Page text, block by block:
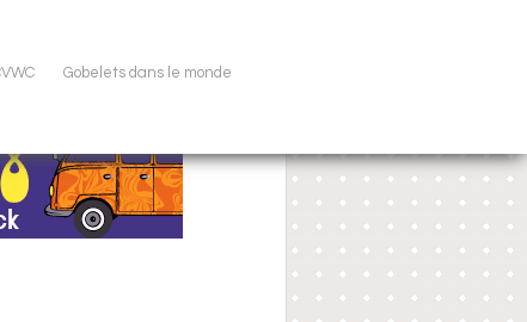
Gobelets dans le monde